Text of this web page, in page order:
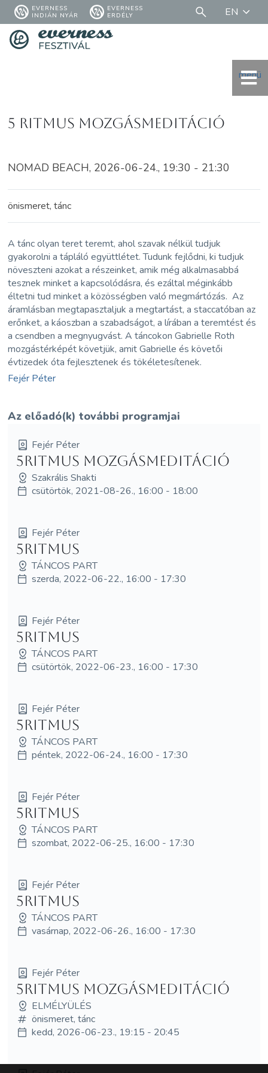
EVERNESS
INDIÁN NYÁR
EVERNESS
ERDÉLY
EN
menü
5 ritmus mozgásmeditáció
NOMAD BEACH, 2026-06-24., 19:30 - 21:30
önismeret, tánc
A tánc olyan teret teremt, ahol szavak nélkül tudjuk
gyakorolni a tápláló együttlétet. Tudunk fejlődni, ki tudjuk
növeszteni azokat a részeinket, amik még alkalmasabbá
tesznek minket a kapcsolódásra, és ezáltal méginkább
éltetni tud minket a közösségben való megmártózás. Az
áramlásban megtapasztaljuk a megtartást, a staccatóban az
erőnket, a káoszban a szabadságot, a lírában a teremtést és
a csendben a megnyugvást. A táncokon Gabrielle Roth
mozgástérképét követjük, amit Gabrielle és követői
évtizedek óta fejlesztenek és tökéletesítenek.
Fejér Péter
Az előadó(k) további programjai
Fejér Péter
5Ritmus Mozgásmeditáció
Szakrális Shakti
csütörtök, 2021-08-26., 16:00 - 18:00
Fejér Péter
5Ritmus
TÁNCOS PART
szerda, 2022-06-22., 16:00 - 17:30
Fejér Péter
5Ritmus
TÁNCOS PART
csütörtök, 2022-06-23., 16:00 - 17:30
Fejér Péter
5Ritmus
TÁNCOS PART
péntek, 2022-06-24., 16:00 - 17:30
Fejér Péter
5Ritmus
TÁNCOS PART
szombat, 2022-06-25., 16:00 - 17:30
Fejér Péter
5Ritmus
TÁNCOS PART
vasárnap, 2022-06-26., 16:00 - 17:30
Fejér Péter
5Ritmus mozgásmeditáció
ELMÉLYÜLÉS
önismeret, tánc
kedd, 2026-06-23., 19:15 - 20:45